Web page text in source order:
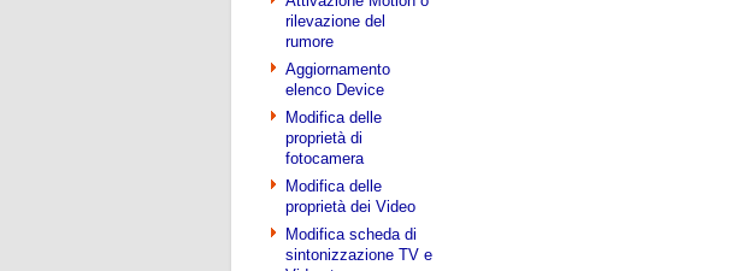
rilevazione del
rumore
Aggiornamento
elenco Device
Modifica delle
proprietà di
fotocamera
Modifica delle
proprietà dei Video
Modifica scheda di
sintonizzazione TV e